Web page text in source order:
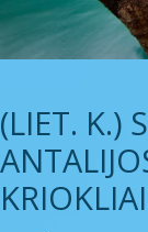
(LIET. K.)
KRIOKLIAI